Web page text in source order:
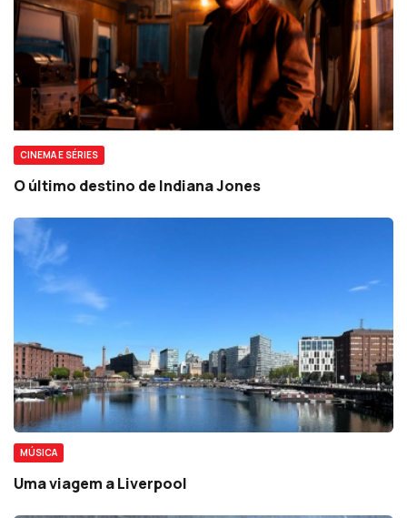
CINEMA E SÉRIES
O último destino de Indiana Jones
MÚSICA
Uma viagem a Liverpool